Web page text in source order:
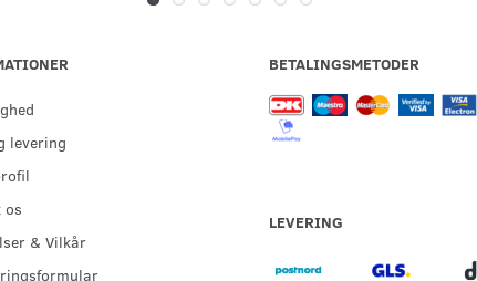
levering
os
& Vilkår
BETALINGSMETODER
LEVERING